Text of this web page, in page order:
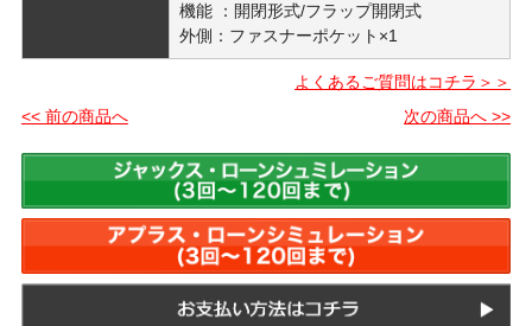
機能 ：開閉形式/フラップ開閉式
外側：ファスナーポケット×1
よくあるご質問はコチラ＞＞
<< 前の商品へ
次の商品へ >>